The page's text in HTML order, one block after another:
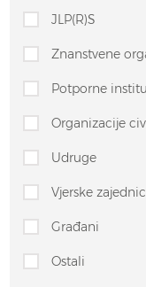
JLP(R)S
Znanstvene
Potporne
Organizacije
Udruge
Vjerske
Građani
Ostali